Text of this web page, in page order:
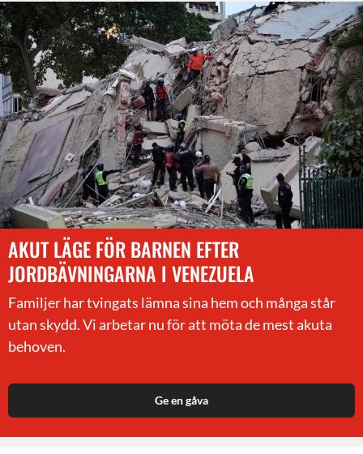
AKUT LÄGE FÖR BARNEN EFTER
JORDBÄVNINGARNA I VENEZUELA
Familjer har tvingats lämna sina hem och många står
utan skydd. Vi arbetar nu för att möta de mest akuta
behoven.
Ge en gåva